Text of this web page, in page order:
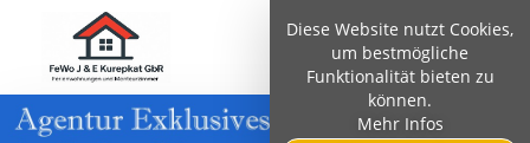
Diese Website nutzt Cookies,
um bestmögliche
Funktionalität bieten zu
können.
Mehr Infos